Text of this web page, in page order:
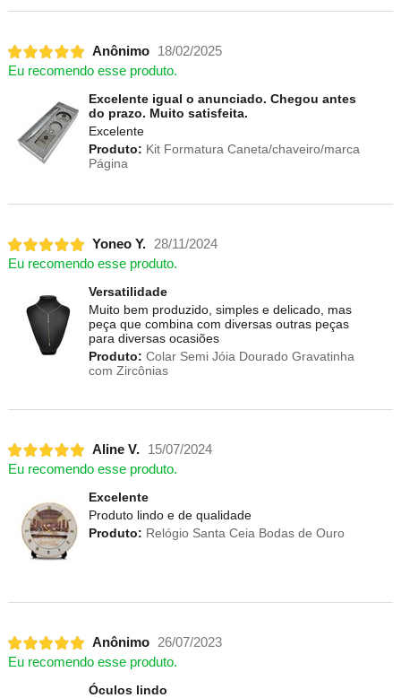
Anônimo
18/02/2025
Eu recomendo esse produto.
Excelente igual o anunciado. Chegou antes
do prazo. Muito satisfeita.
Excelente
Produto: Kit Formatura Caneta/chaveiro/marca
Página
Yoneo Y. 28/11/2024
Eu recomendo esse produto.
Versatilidade
Muito bem produzido, simples e delicado, mas
peça que combina com diversas outras peças
para diversas ocasiões
Produto: Colar Semi Jóia Dourado Gravatinha
com Zircônias
Aline V.
15/07/2024
Eu recomendo esse produto.
Excelente
Produto lindo e de qualidade
Produto: Relógio Santa Ceia Bodas de Ouro
Anônimo 26/07/2023
Eu recomendo esse produto.
Óculos lindo